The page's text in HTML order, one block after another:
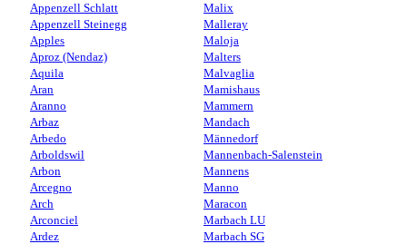
Appenzell Schlatt
Appenzell Steinegg
Apples
Aproz (Nendaz)
Aquila
Aran
Aranno
Arbaz
Arbedo
Arboldswil
Arbon
Arcegno
Arch
Arconciel
Ardez
Malix
Malleray
Maloja
Malters
Malvaglia
Mamishaus
Mammern
Mandach
Männedorf
Mannenbach-Salenstein
Mannens
Manno
Maracon
Marbach LU
Marbach SG